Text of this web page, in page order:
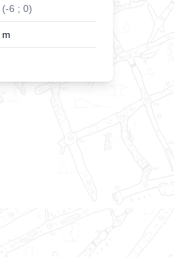
(-6 ; 0)
m